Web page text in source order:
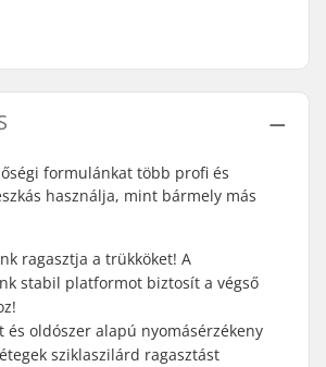
formulánkat több profi és
használja, mint bármely más
ragasztja a trükköket! A
stabil platformot biztosít a végső
és oldószer alapú nyomásérzékeny
sziklaszilárd ragasztást